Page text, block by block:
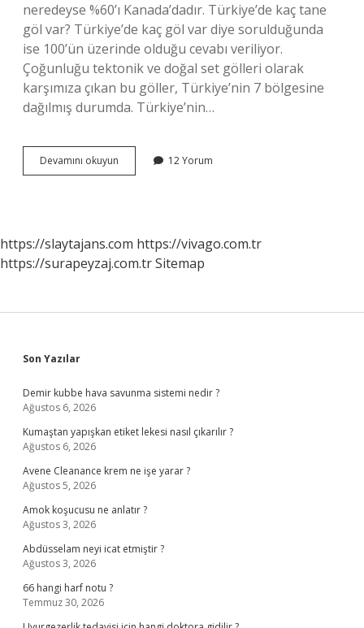
neredeyse %60’ı Kanada’dadır. Türkiye’de kaç tane
göl var? Türkiye’de kaç göl var diye sorulduğunda
ise 100’ün üzerinde olduğu cevabı veriliyor.
Çoğunluğu tektonik ve doğal set gölleri olarak
karşımıza çıkan bu göller, Türkiye’nin 7 bölgesine
dağılmış durumda. Türkiye’nin…
Devamını okuyun
Çok
12 Yorum
https://slaytajans.com https://vivago.com.tr
https://surapeyzaj.com.trSitemap
Sidebar
Son Yazılar
Demir kubbe hava savunma sistemi nedir ?
Ağustos 6, 2026
Kumaştan yapışkan etiket lekesi nasıl çıkarılır ?
Ağustos 6, 2026
Avene Cleanance krem ne işe yarar ?
Ağustos 5, 2026
Amok koşucusu ne anlatır ?
Ağustos 3, 2026
Abdüsselam neyi icat etmiştir ?
Ağustos 3, 2026
66 hangi harf notu ?
Temmuz 30, 2026